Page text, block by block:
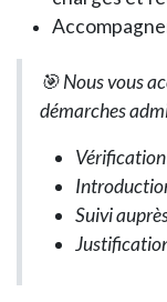
🎯 Nous vous
démarches
Vérification
Suivi